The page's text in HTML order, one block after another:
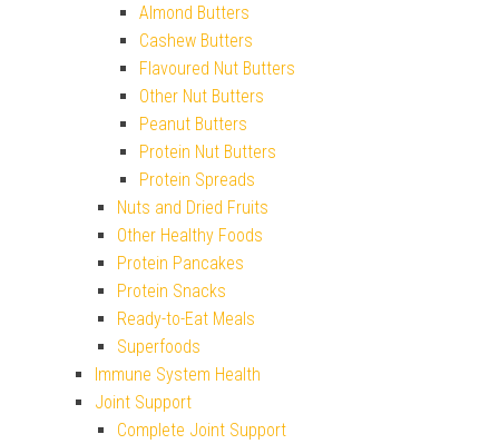
Almond Butters
Cashew Butters
Flavoured Nut Butters
Other Nut Butters
Peanut Butters
Protein Nut Butters
Protein Spreads
Nuts and Dried Fruits
Other Healthy Foods
Protein Pancakes
Protein Snacks
Ready-to-Eat Meals
Superfoods
Immune System Health
Joint Support
Complete Joint Support